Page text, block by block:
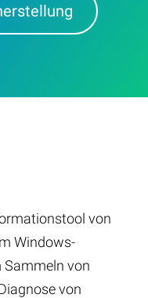
von
Windows-
von
von